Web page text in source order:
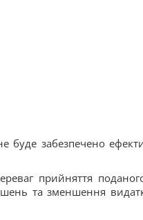
забезпечено
прийняття
та зменшення